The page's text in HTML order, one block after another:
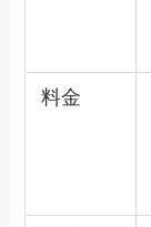
料金